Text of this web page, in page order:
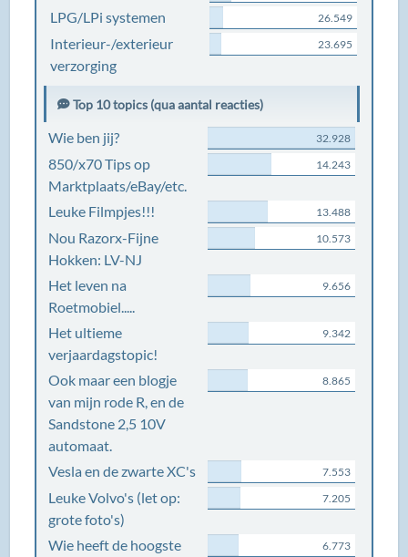
LPG/LPi systemen 26.549
Interieur-/exterieur
verzorging
23.695
Top 10 topics (qua aantal reacties)
Wie ben jij? 32.928
850/x70 Tips op
Marktplaats/eBay/etc.
14.243
Leuke Filmpjes!!! 13.488
Nou Razorx-Fijne
Hokken: LV-NJ
10.573
Het leven na
Roetmobiel.....
9.656
Het ultieme
verjaardagstopic!
9.342
Ook maar een blogje
van mijn rode R, en de
Sandstone 2,5 10V
automaat.
8.865
Vesla en de zwarte XC's 7.553
Leuke Volvo's (let op:
grote foto's)
7.205
Wie heeft de hoogste 6.773